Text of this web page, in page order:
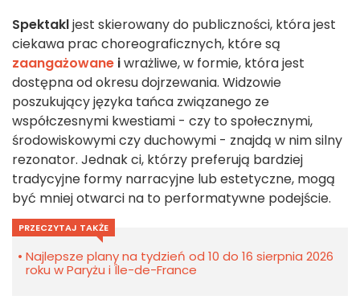
Spektakljest skierowany do publiczności, która jest
ciekawa prac choreograficznych, które są
zaangażowane iwrażliwe, w formie, która jest
dostępna od okresu dojrzewania. Widzowie
poszukujący języka tańca związanego ze
współczesnymi kwestiami - czy to społecznymi,
środowiskowymi czy duchowymi - znajdą w nim silny
rezonator. Jednak ci, którzy preferują bardziej
tradycyjne formy narracyjne lub estetyczne, mogą
być mniej otwarci na to performatywne podejście.
PRZECZYTAJ TAKŻE
Najlepsze plany na tydzień od 10 do 16 sierpnia 2026
roku w Paryżu i Île-de-France